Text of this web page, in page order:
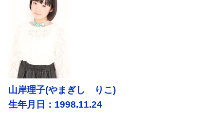
山岸理子(やまぎし りこ)
生年月日：1998.11.24